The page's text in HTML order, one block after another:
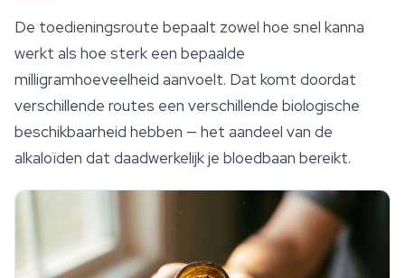
De toedieningsroute bepaalt zowel hoe snel kanna
werkt als hoe sterk een bepaalde
milligramhoeveelheid aanvoelt. Dat komt doordat
verschillende routes een verschillende biologische
beschikbaarheid hebben — het aandeel van de
alkaloïden dat daadwerkelijk je bloedbaan bereikt.